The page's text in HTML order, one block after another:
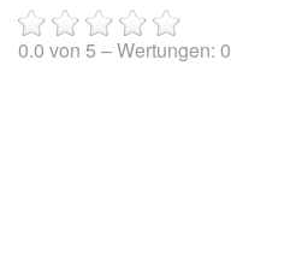
0.0 von 5 – Wertungen: 0